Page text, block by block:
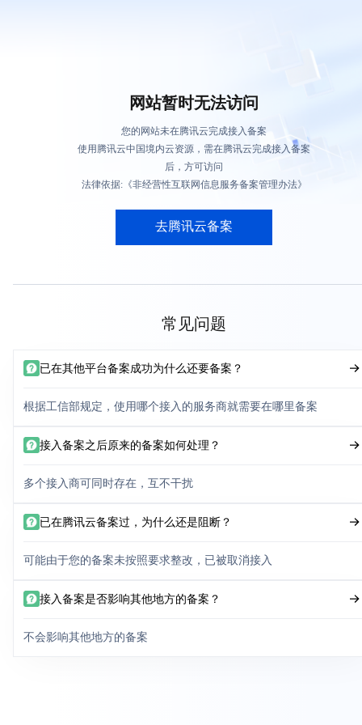
网站暂时无法访问
您的网站未在腾讯云完成接入备案
使用腾讯云中国境内云资源，需在腾讯云完成接入备案
后，方可访问
法律依据:《非经营性互联网信息服务备案管理办法》
去腾讯云备案
常见问题
已在其他平台备案成功为什么还要备案？
根据工信部规定，使用哪个接入的服务商就需要在哪里备案
接入备案之后原来的备案如何处理？
多个接入商可同时存在，互不干扰
已在腾讯云备案过，为什么还是阻断？
可能由于您的备案未按照要求整改，已被取消接入
接入备案是否影响其他地方的备案？
不会影响其他地方的备案